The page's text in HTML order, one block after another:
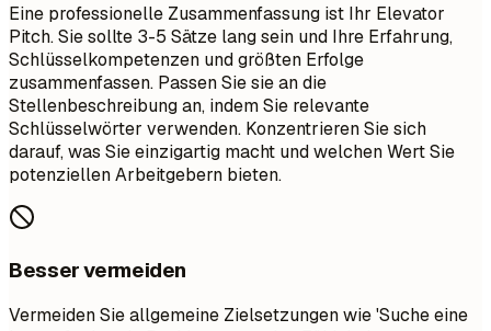
Eine professionelle Zusammenfassung ist Ihr Elevator
Pitch. Sie sollte 3-5 Sätze lang sein und Ihre Erfahrung,
Schlüsselkompetenzen und größten Erfolge
zusammenfassen. Passen Sie sie an die
Stellenbeschreibung an, indem Sie relevante
Schlüsselwörter verwenden. Konzentrieren Sie sich
darauf, was Sie einzigartig macht und welchen Wert Sie
potenziellen Arbeitgebern bieten.
Besser vermeiden
Vermeiden Sie allgemeine Zielsetzungen wie 'Suche eine